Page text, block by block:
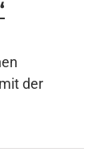
der